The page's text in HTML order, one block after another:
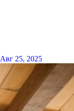
Авг 25, 2025